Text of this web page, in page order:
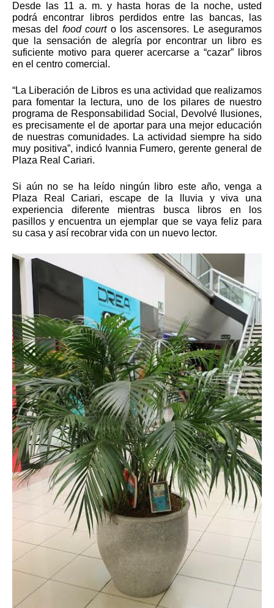
Desde las 11 a. m. y hasta horas de la noche, usted
podrá encontrar libros perdidos entre las bancas, las
mesas del food court o los ascensores. Le aseguramos
que la sensación de alegría por encontrar un libro es
suficiente motivo para querer acercarse a “cazar” libros
en el centro comercial.
“La Liberación de Libros es una actividad que realizamos
para fomentar la lectura, uno de los pilares de nuestro
programa de Responsabilidad Social, Devolvé Ilusiones,
es precisamente el de aportar para una mejor educación
de nuestras comunidades. La actividad siempre ha sido
muy positiva”, indicó Ivannia Fumero, gerente general de
Plaza Real Cariari.
Si aún no se ha leído ningún libro este año, venga a
Plaza Real Cariari, escape de la lluvia y viva una
experiencia diferente mientras busca libros en los
pasillos y encuentra un ejemplar que se vaya feliz para
su casa y así recobrar vida con un nuevo lector.